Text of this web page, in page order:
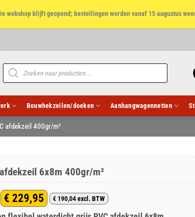
webshop blijft geopend; bestellingen worden vanaf 15 augustus
Producten
zoeken
Bouwhekzeilen/doeken Aanhangwagennetten
afdekzeil 400gr/m²
6x8m 400gr/m²
€ 229,95 € 190,04excl. BTW